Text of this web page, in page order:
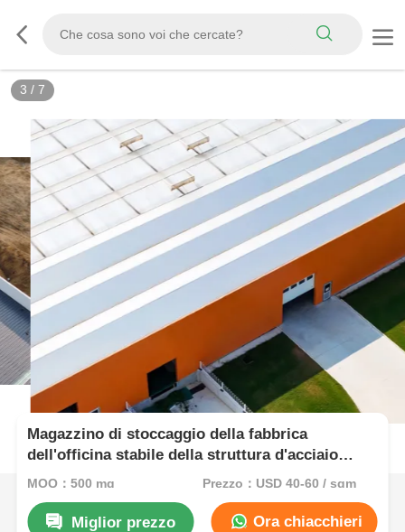
3 / 7
Magazzino di stoccaggio della fabbrica
dell'officina stabile della struttura d'acciaio
prefabbricata del collegamento a bullone ad alta
MOQ：500 mq Prezzo：USD 40-60 / sqm
Miglior prezzo Ora chiacchieri